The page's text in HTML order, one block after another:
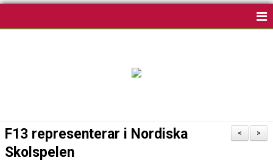
KLUBBSHOP
>
<
F13 representerar i Nordiska
Skolspelen